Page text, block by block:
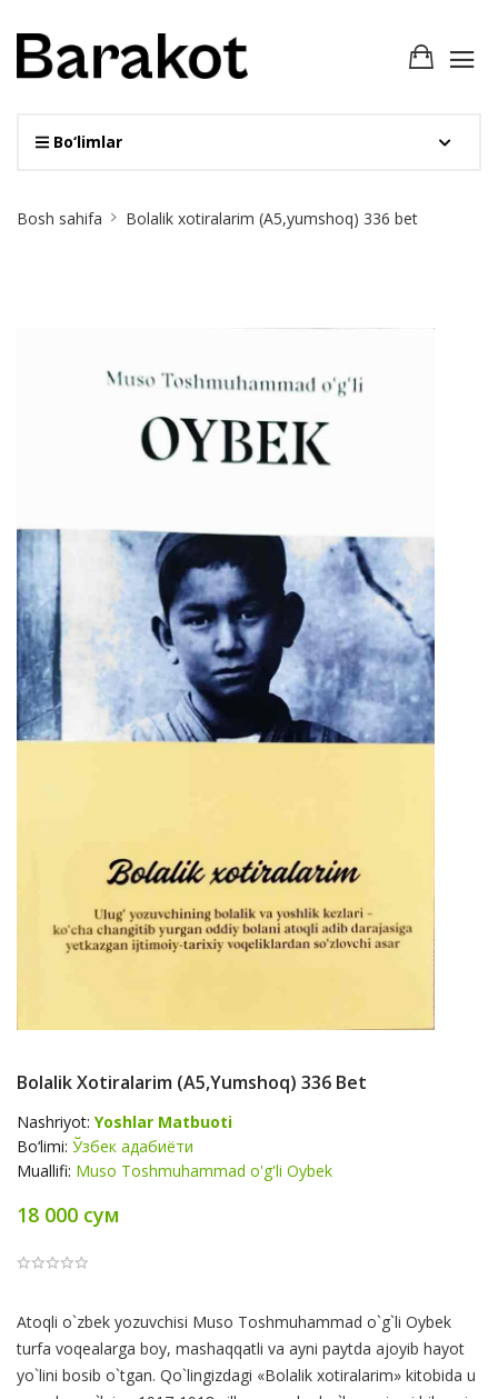
Bo‘limlar
Breadcrumb
Bosh sahifa Bolalik xotiralarim (A5,yumshoq) 336 bet
Bolalik Xotiralarim (A5,yumshoq) 336 Bet
Nashriyot: Yoshlar Matbuoti
Bo‘limi: Ўзбек адабиёти
Muallifi: Muso Toshmuhammad o'g'li Oybek
18 000 сум
Product
Summery
Atoqli o`zbek yozuvchisi Muso Toshmuhammad o`g`li Oybek
turfa voqealarga boy, mashaqqatli va ayni paytda ajoyib hayot
yo`lini bosib o`tgan. Qo`lingizdagi «Bolalik xotiralarim» kitobida u